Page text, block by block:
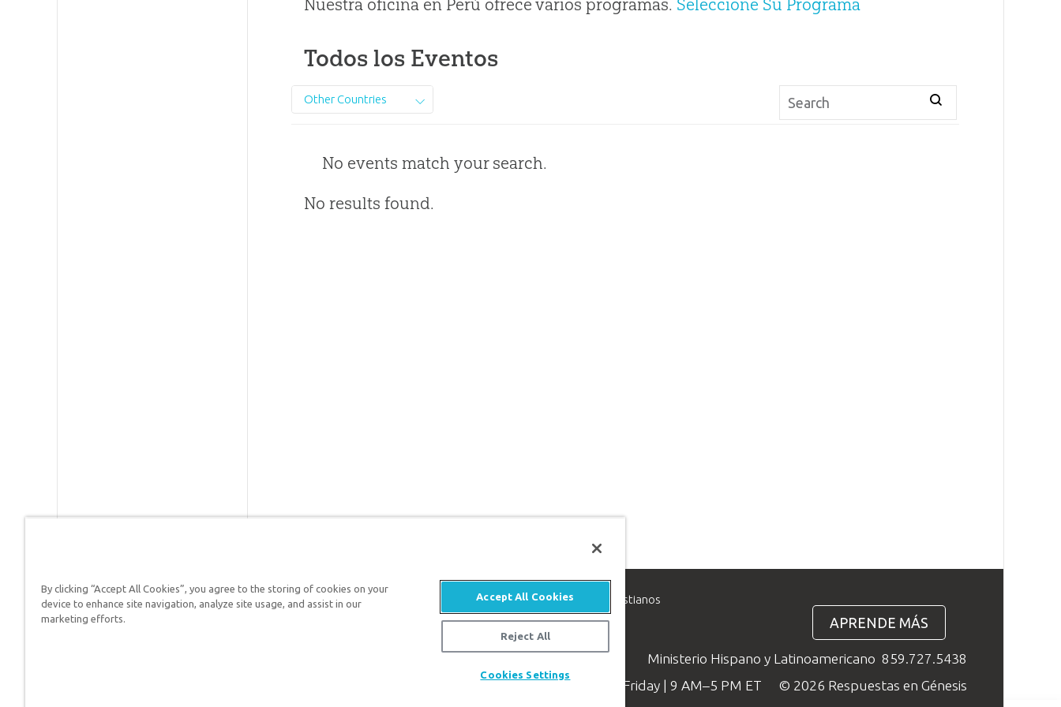
Nuestra oficina en Perú ofrece varios programas. Seleccione Su Programa
Todos los Eventos
Other Countries
No events match your search.
No results found.
Respuestas en Génesis es un ministerio de apologética, dedicado a ayudar a los cristianos
defender su fe y proclamar el evangelio de Jesucristo.
APRENDE MÁS
Ministerio Hispano y Latinoamericano 859.727.5438
Available Monday–Friday | 9 AM–5 PM ET
© 2026 Respuestas en Génesis
By clicking “Accept All Cookies”, you agree to the storing of cookies on your
device to enhance site navigation, analyze site usage, and assist in our
marketing efforts.
Accept All Cookies
Reject All
Cookies Settings